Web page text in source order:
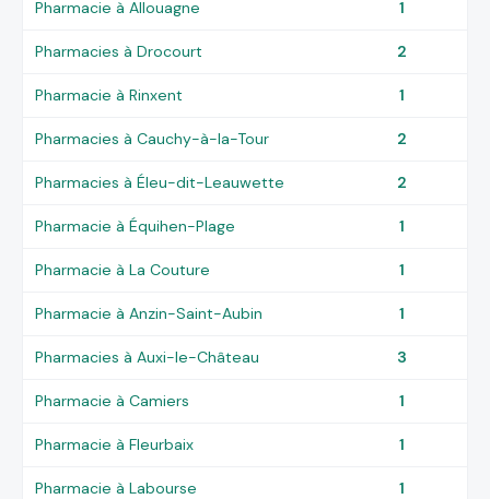
Pharmacie à Allouagne 1
Pharmacies à Drocourt 2
Pharmacie à Rinxent 1
Pharmacies à Cauchy-à-la-Tour 2
Pharmacies à Éleu-dit-Leauwette 2
Pharmacie à Équihen-Plage 1
Pharmacie à La Couture 1
Pharmacie à Anzin-Saint-Aubin 1
Pharmacies à Auxi-le-Château 3
Pharmacie à Camiers 1
Pharmacie à Fleurbaix 1
Pharmacie à Labourse 1